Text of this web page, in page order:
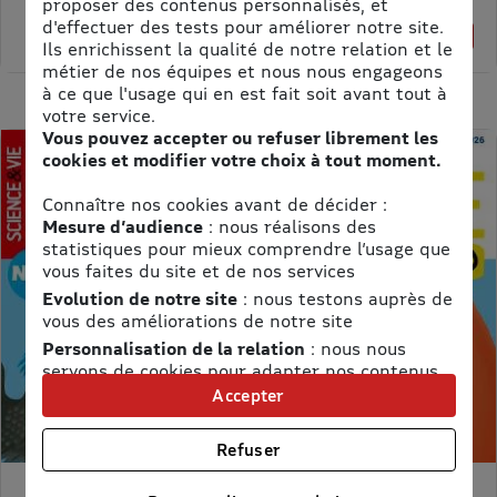
1% de remise
61,75 €
d'effectuer des tests pour améliorer notre site.
Ils enrichissent la qualité de notre relation et le
métier de nos équipes et nous nous engageons
à ce que l'usage qui en est fait soit avant tout à
votre service.
Vous pouvez accepter ou refuser librement les
cookies et modifier votre choix à tout moment.
Connaître nos cookies avant de décider :
Mesure d’audience: nous réalisons des
statistiques pour mieux comprendre l’usage que
vous faites du site et de nos services
Evolution de notre site: nous testons auprès de
vous des améliorations de notre site
Personnalisation de la relation : nous nous
servons de cookies pour adapter nos contenus
et personnaliser nos offres
Univers publicitaire: nous utilisons avec nos
partenaires des cookies pour afficher des
publicités personnalisées
Connaître notre politique cookies et la liste de nos
Refuser
Accepter